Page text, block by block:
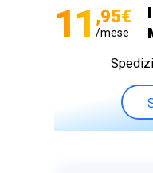
11 ,95€
/mese